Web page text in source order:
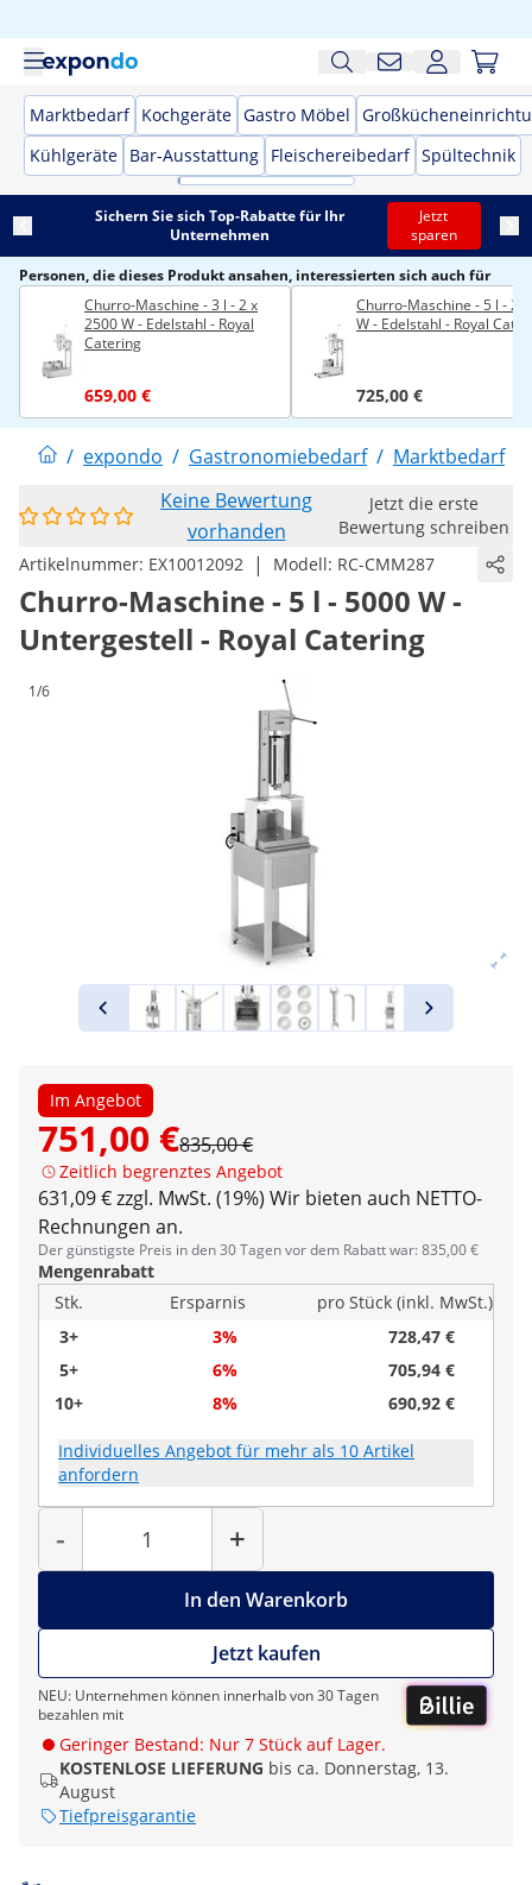
Marktbedarf Kochgeräte Gastro Möbel
Kühlgeräte Bar-Ausstattung Fleischereibedarf Spültechnik
Sichern Sie sich Top-Rabatte für Ihr
Unternehmen
Jetzt
sparen
Personen, die dieses Produkt ansahen, interessierten sich auch für
Churro-Maschine - 3 l - 2 x
2500 W - Edelstahl - Royal
Catering
659,00 €
Churro-Maschine - 5 l -
W - Edelstahl - Royal
725,00 €
/ expondo / Gastronomiebedarf / Marktbedarf
Keine Bewertung
vorhanden
Jetzt die erste
Bewertung schreiben
Artikelnummer: EX10012092 | Modell: RC-CMM287
Churro-Maschine - 5 l - 5000 W -
Untergestell - Royal Catering
1/6
Im Angebot
751,00 €835,00 €
Zeitlich begrenztes Angebot
631,09 € zzgl. MwSt. (19%) Wir bieten auch NETTO-
Rechnungen an.
Der günstigste Preis in den 30 Tagen vor dem Rabatt war: 835,00 €
Mengenrabatt
Stk.
Ersparnis
pro Stück (inkl. MwSt.)
3+
3%
728,47 €
5+
6%
705,94 €
10+
8% 690,92 €
Individuelles Angebot für mehr als 10 Artikel
anfordern
-
Menge
+
In den Warenkorb
Jetzt kaufen
NEU: Unternehmen können innerhalb von 30 Tagen
bezahlen mit
Geringer Bestand: Nur 7 Stück auf Lager.
KOSTENLOSE LIEFERUNG bis ca. Donnerstag, 13.
August
Tiefpreisgarantie